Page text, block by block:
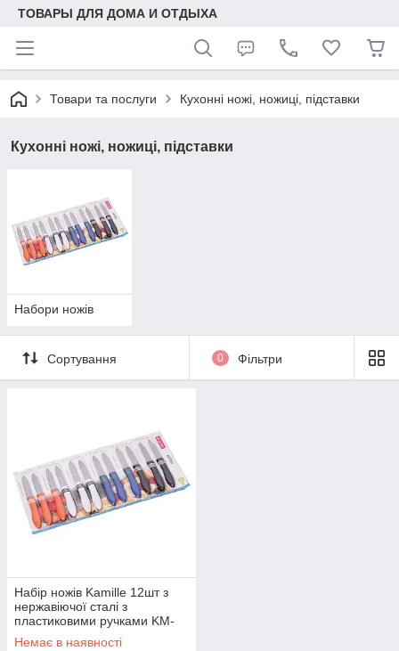
ТОВАРЫ ДЛЯ ДОМА И ОТДЫХА
Товари та послуги Кухонні ножі, ножиці, підставки
Кухонні ножі, ножиці, підставки
Набори ножів
Сортування 0 Фільтри
Набір ножів Kamille 12шт з
нержавіючої сталі з
пластиковими ручками KM-
5314
Немає в наявності